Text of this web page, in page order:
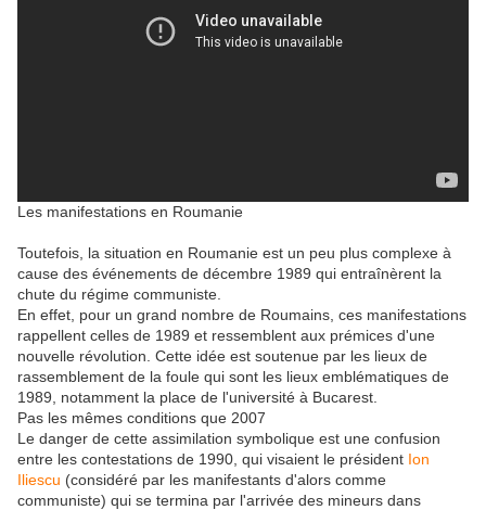
Les manifestations en Roumanie
Toutefois, la situation en Roumanie est un peu plus complexe à
cause des événements de décembre 1989 qui entraînèrent la
chute du régime communiste.
En effet, pour un grand nombre de Roumains, ces manifestations
rappellent celles de 1989 et ressemblent aux prémices d'une
nouvelle révolution. Cette idée est soutenue par les lieux de
rassemblement de la foule qui sont les lieux emblématiques de
1989, notamment la place de l'université à Bucarest.
Pas les mêmes conditions que 2007
Le danger de cette assimilation symbolique est une confusion
entre les contestations de 1990, qui visaient le président Ion
Iliescu (considéré par les manifestants d'alors comme
communiste) qui se termina par l'arrivée des mineurs dans